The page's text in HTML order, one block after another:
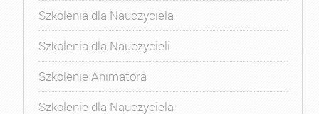
Szkolenia dla Nauczyciela
Szkolenia dla Nauczycieli
Szkolenie Animatora
Szkolenie dla Nauczyciela